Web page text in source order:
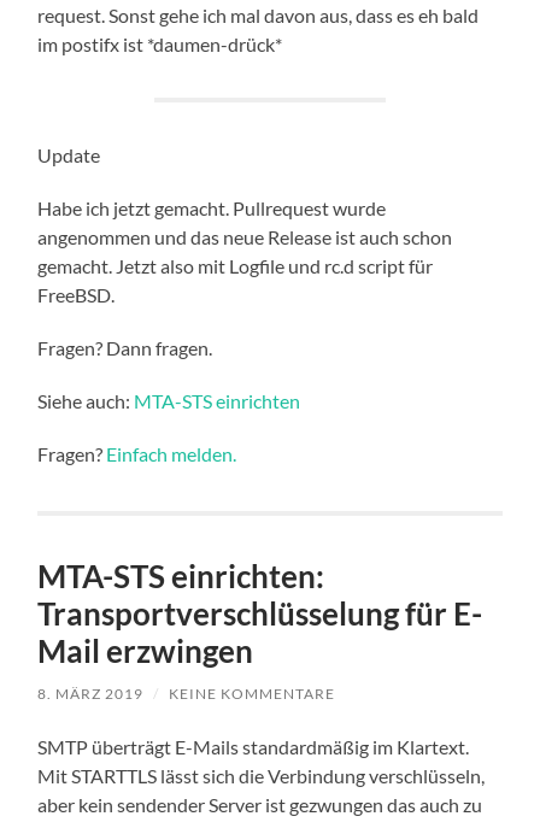
request. Sonst gehe ich mal davon aus, dass es eh bald
im postifx ist *daumen-drück*
Update
Habe ich jetzt gemacht. Pullrequest wurde
angenommen und das neue Release ist auch schon
gemacht. Jetzt also mit Logfile und rc.d script für
FreeBSD.
Fragen? Dann fragen.
Siehe auch: MTA-STS einrichten
Fragen? Einfach melden.
MTA-STS einrichten:
Transportverschlüsselung für E-
Mail erzwingen
8. MÄRZ 2019 / KEINE KOMMENTARE
SMTP überträgt E-Mails standardmäßig im Klartext.
Mit STARTTLS lässt sich die Verbindung verschlüsseln,
aber kein sendender Server ist gezwungen das auch zu